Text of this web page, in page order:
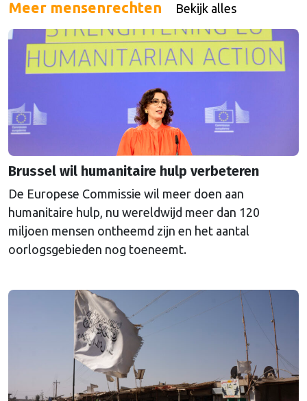
Meer mensenrechten Bekijk alles
Brussel wil humanitaire hulp verbeteren
De Europese Commissie wil meer doen aan
humanitaire hulp, nu wereldwijd meer dan 120
miljoen mensen ontheemd zijn en het aantal
oorlogsgebieden nog toeneemt.